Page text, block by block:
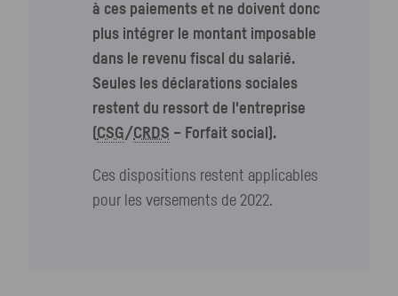
à ces paiements et ne doivent donc
plus intégrer le montant imposable
dans le revenu fiscal du salarié.
Seules les déclarations sociales
restent du ressort de l'entreprise
CSG/CRDS – Forfait social).
Ces dispositions restent applicables
pour les versements de 2022.